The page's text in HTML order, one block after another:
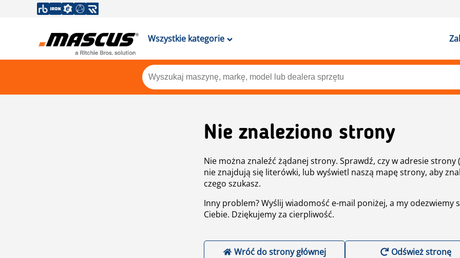
Wszystkie kategorie
Nie znaleziono strony
Nie można znaleźć żądanej strony. Sprawdź, czy w adresie strony
nie znajdują się literówki, lub wyświetl naszą mapę strony, aby
czego szukasz.
Inny problem? Wyślij wiadomość e-mail poniżej, a my odezwiemy
Ciebie. Dziękujemy za cierpliwość.
Wróć do strony głównej Odśwież stronę